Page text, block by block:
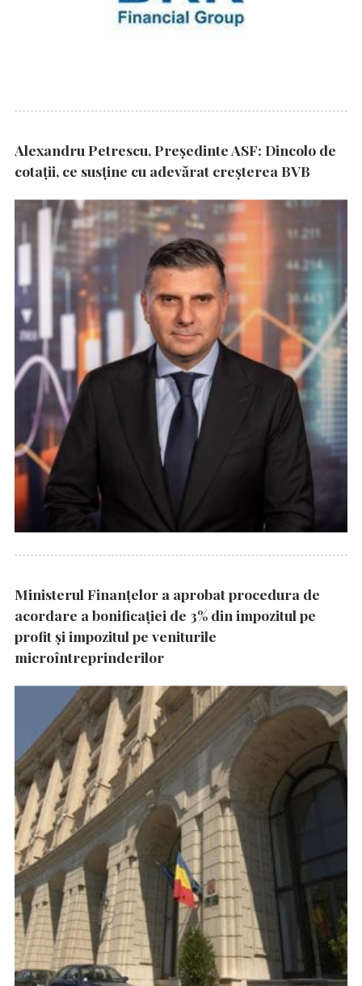
Alexandru Petrescu, Președinte ASF: Dincolo de
cotații, ce susține cu adevărat creșterea BVB
Ministerul Finanțelor a aprobat procedura de
acordare a bonificației de 3% din impozitul pe
profit și impozitul pe veniturile
microîntreprinderilor